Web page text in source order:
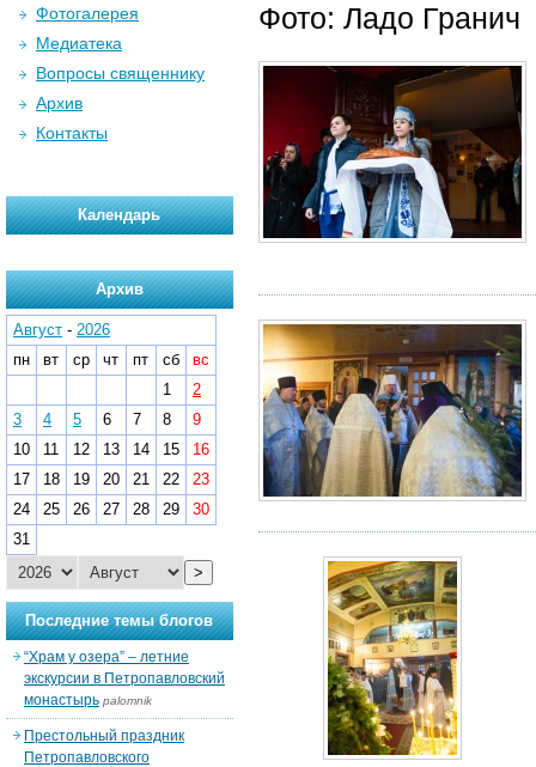
Фото: Ладо Гранич
Фотогалерея
Медиатека
Вопросы священнику
Архив
Контакты
Календарь
Архив
Август - 2026
пн
вт ср чт пт сб
вс
1
2
3
4 5 6 7 8
9
10
11 12 13 14 15
16
17
18 19 20 21 22
23
24
25 26 27 28 29
30
31
>
Последние темы блогов
“Храм у озера” – летние
экскурсии в Петропавловский
монастырь palomnik
Престольный праздник
Петропавловского